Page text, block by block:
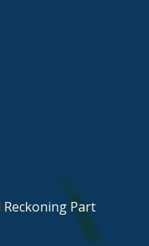
Reckoning Part